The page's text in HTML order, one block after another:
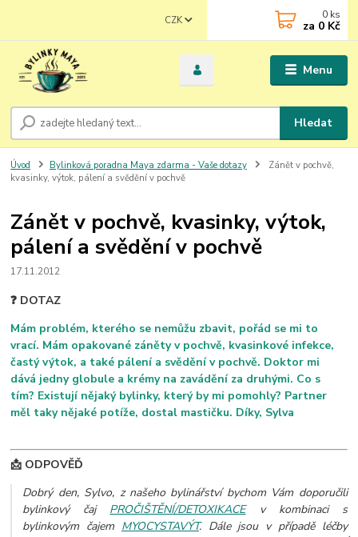
Menu
CZK
Hledat
0 ks
za 0 Kč
Úvod Bylinková poradna Maya zdarma - Vaše dotazy
Zánět v pochvě,
kvasinky, výtok, pálení a svědění v pochvě
Zánět v pochvě, kvasinky, výtok,
pálení a svědění v pochvě
17.11.2012
❓ DOTAZ
Mám problém, kterého se nemůžu zbavit, pořád se mi to
vrací. Mám opakované záněty v pochvě, kvasinkové infekce,
častý výtok, a také pálení a svědění v pochvě. Doktor mi
dává jedny globule a krémy na zavádění za druhými. Co s
tím? Existují nějaký bylinky, který by mi pomohly? Partner
měl taky nějaké potíže, dostal mastičku. Díky, Sylva
📩 ODPOVĚĎ
Dobrý den, Sylvo, z našeho bylinářství bychom Vám doporučili
bylinkový čaj PROČIŠTĚNÍ/DETOXIKACEv kombinaci s
bylinkovým čajem MYOCYSTAVÝT. Dále jsou v případě léčby